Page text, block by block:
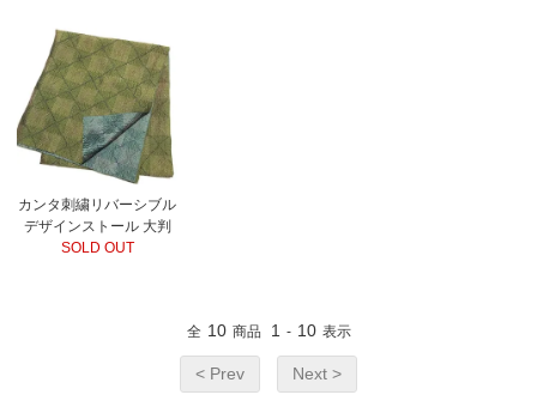
カンタ刺繍リバーシブル
デザインストール 大判
SOLD OUT
全 10 商品 1 - 10 表示
< Prev Next >